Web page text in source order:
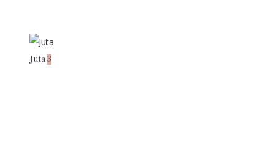
Juta3